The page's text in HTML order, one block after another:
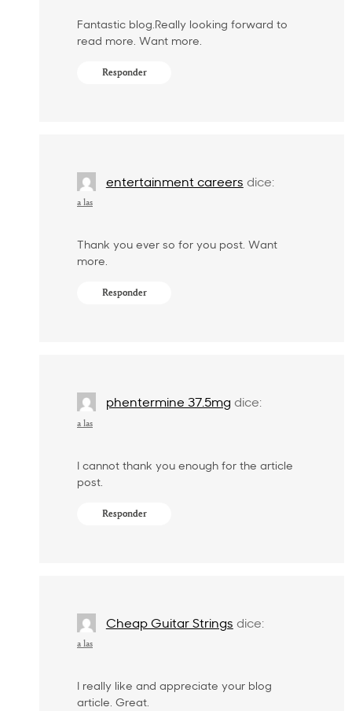
Fantastic blog.Really looking forward to
read more. Want more.
Responder
entertainment careers dice:
a las
Thank you ever so for you post. Want
more.
Responder
phentermine 37.5mg dice:
a las
I cannot thank you enough for the article
post.
Responder
Cheap Guitar Strings dice:
a las
I really like and appreciate your blog
article. Great.